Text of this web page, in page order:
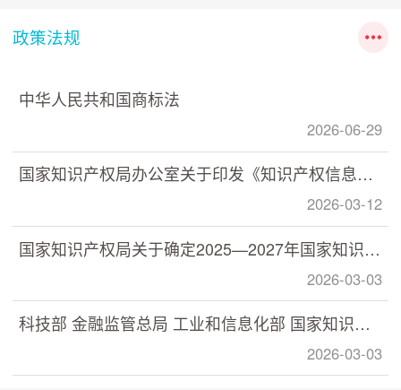
政策法规
中华人民共和国商标法
2026-06-29
国家知识产权局办公室关于印发《知识产权信息分析利用指南》的通知
2026-03-12
国家知识产权局关于确定2025—2027年国家知识产权强国建设示范创建对象的通知
2026-03-03
科技部 金融监管总局 工业和信息化部 国家知识产权局印发《关于加快推动科技保险高质量发展 有力支撑高水平科技自立自强的若干意见》的通知
2026-03-03